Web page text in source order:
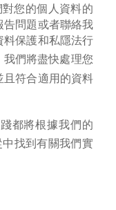
您的個人資料的
問題或者聯絡我
保護和私隱法行
我們將盡快處理您
符合適用的資料
都將根據我們的
找到有關我們實